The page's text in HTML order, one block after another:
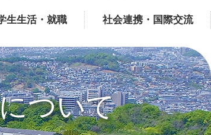
生生活・就職 社会連携・国際交流
ついて